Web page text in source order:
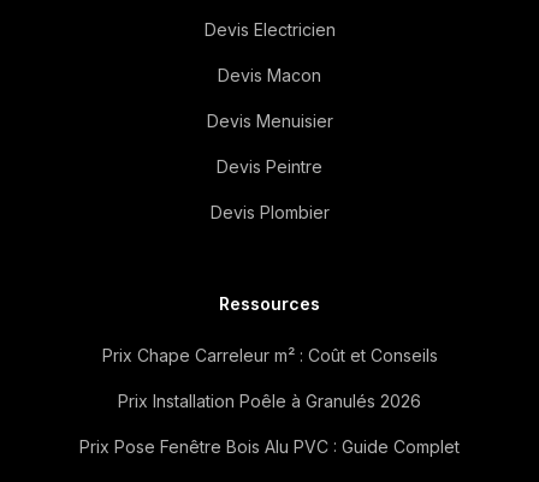
Devis Electricien
Devis Macon
Devis Menuisier
Devis Peintre
Devis Plombier
Ressources
Prix Chape Carreleur m² : Coût et Conseils
Prix Installation Poêle à Granulés 2026
Prix Pose Fenêtre Bois Alu PVC : Guide Complet